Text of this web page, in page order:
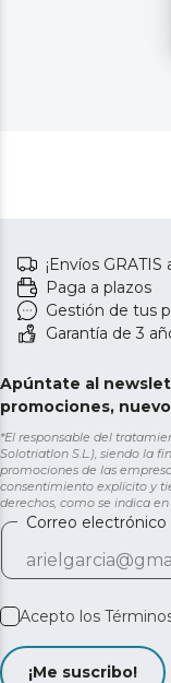
¡Envíos
Paga a plazos
Gestión de tus
Garantía de 3
Apúntate al
promociones,
*El responsable del
Solotriatlon S.L.), siendo la
promociones de las
consentimiento explícito y
derechos, como se indica
Correo electrónico
Acepto los
¡Me suscribo!